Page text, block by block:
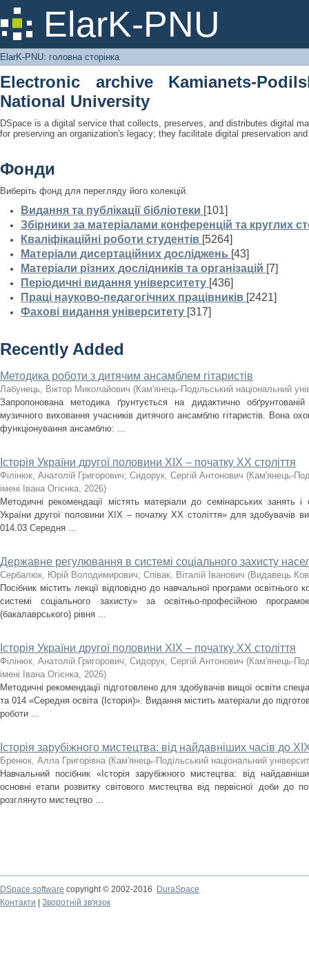
ElarK-PNU
ElarK-PNU: головна сторінка
ElarK-PNU: головна сторінка
Electronic archive Kamianets-
National University
DSpace is a digital service that collects, preserves, and distributes digital
for preserving an organization's legacy; they facilitate digital preservation
Фонди
Виберіть фонд для перегляду його колекцій.
Видання та публікації бібліотеки [101]
Збірники за матеріалами конференцій та круглих
Кваліфікаційні роботи студентів [5264]
Матеріали дисертаційних досліджень [43]
Матеріали різних дослідників та організацій [7]
Періодичні видання університету [436]
Праці науково-педагогічних працівників [2421]
Фахові видання університету [317]
Recently Added
Методика роботи з дитячим ансамблем гітаристів
Лабунець, Віктор Миколайович (Кам'янець-Подільський національний
Запропонована методика ґрунтується на дидактично
музичного виховання учасників дитячого ансамблю гітаристів. Вона
функціонування ансамблю: ...
Історія України другої половини XIX – початку ХХ століття
Філінюк, Анатолій Григорович; Сидорук, Сергій Антонович (Кам'янець-
імені Івана Огієнка, 2026)
Методичні рекомендації містять матеріали до семінарських занять і
України другої половини ХІХ – початку ХХ століття» для здобувачів
014.03 Середня ...
Державне регулювання в системі соціального захисту
Сербалюк, Юрій Володимирович; Співак, Віталій Іванович (Видавець
Посібник містить лекції відповідно до навчальної програми
системі соціального захисту» за освітньо-професійною
(бакалаврського) рівня ...
Історія України другої половини XIX – початку ХХ століття
Філінюк, Анатолій Григорович; Сидорук, Сергій Антонович (Кам'янець-
імені Івана Огієнка, 2026)
Методичні рекомендації підготовлено для здобувачів вищої освіти
та 014 «Середня освіта (Історія)». Видання містить матеріали до
роботи ...
Історія зарубіжного мистецтва: від найдавніших часів до
Бренюк, Алла Григорівна (Кам'янець-Подільський національний
Навчальний посібник «Історія зарубіжного мистецтва: від
основні етапи розвитку світового мистецтва від первісної доби до
розглянуто мистецтво ...
DSpace software copyright © 2002-2016
DuraSpace
Контакти
Зворотній зв'язок